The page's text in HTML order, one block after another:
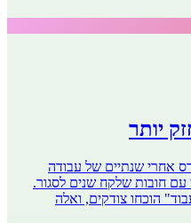
יותר
אחרי שנתיים של עבודה
חובות שלקח שנים לסגור.
הוכחו צודקים, ואלה